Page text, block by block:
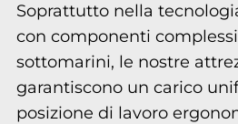
Soprattutto nella
con componenti
sottomarini, le nostre
garantiscono un carico
posizione di lavoro